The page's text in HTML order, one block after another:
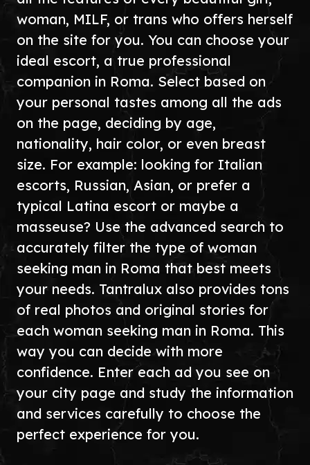
woman, MILF, or trans who offers herself
on the site for you. You can choose your
ideal escort, a true professional
companion in Roma. Select based on
your personal tastes among all the ads
on the page, deciding by age,
nationality, hair color, or even breast
size. For example: looking for Italian
escorts, Russian, Asian, or prefer a
typical Latina escort or maybe a
masseuse? Use the advanced search to
accurately filter the type of woman
seeking man in Roma that best meets
your needs. Tantralux also provides tons
of real photos and original stories for
each woman seeking man in Roma. This
way you can decide with more
confidence. Enter each ad you see on
your city page and study the information
and services carefully to choose the
perfect experience for you.